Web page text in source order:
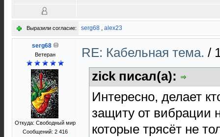
Выразили согласие: serg68 , alex23
serg68
Ветеран
Откуда: Свободный мир
Сообщений: 2 416
RE: Кабельная тема. /
zick писал(а):
Интересно, делает
защиту от вибрации
которые трясёт не